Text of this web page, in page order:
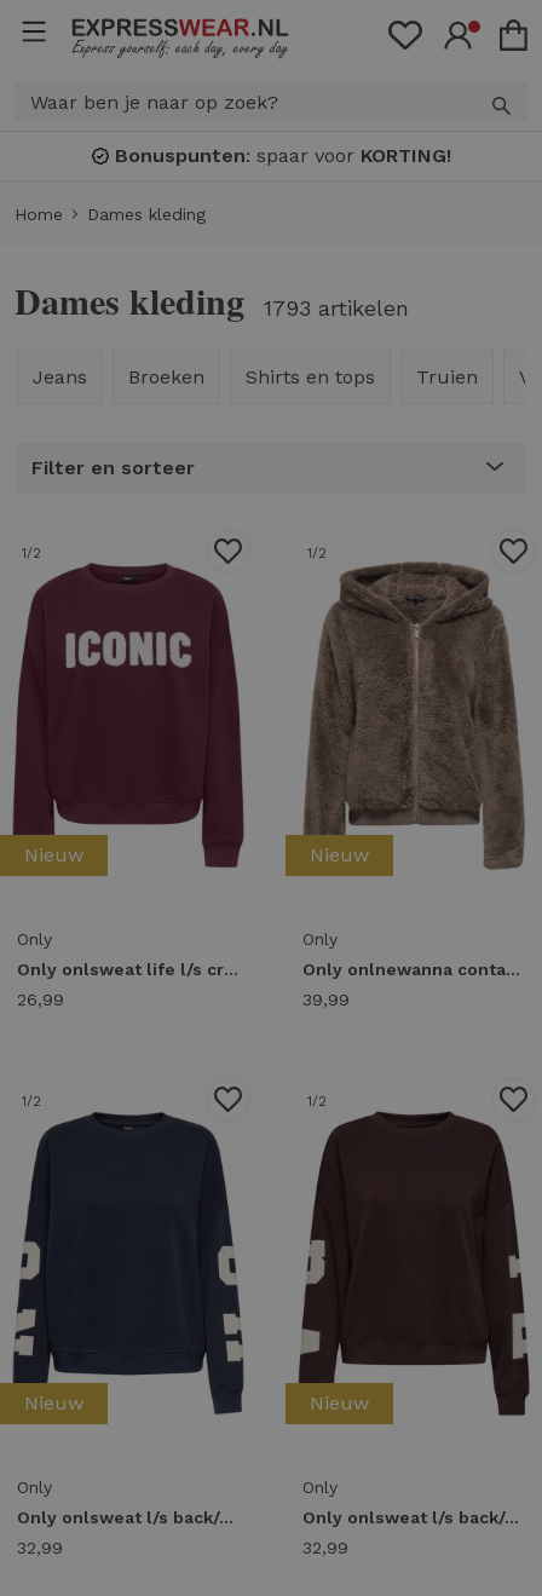
Bonuspunten: spaar voor KORTING!
Home Dames kleding
Dames kleding 1793 artikelen
Jeans Broeken Shirts en tops Truien
Filter en sorteer
1/2
Nieuw
Only
Only onlsweat life l/s crew o.size state noos 15254183 Sweater fig iconic - teddy
26,99
1/2
Nieuw
Only
Only onlnewanna contact sherpa jkt otw noos 15300635 Winterjassen walnut
39,99
1/2
Nieuw
Only
Only onlsweat l/s back/sleeve print swt noos 15356793 Sweater night sky birch houston print
32,99
1/2
Nieuw
Only
Only onlsweat l/s back/sleeve print swt noos 15356793 Sweater vineyard wine birch florida print
32,99